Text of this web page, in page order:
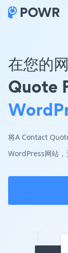
在您的
Quote
将A Contact
WordPress网站，